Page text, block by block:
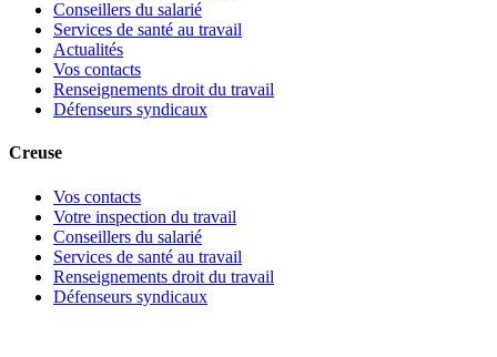
Conseillers du salarié
Services de santé au travail
Actualités
Vos contacts
Renseignements droit du travail
Défenseurs syndicaux
Creuse
Vos contacts
Votre inspection du travail
Conseillers du salarié
Services de santé au travail
Renseignements droit du travail
Défenseurs syndicaux